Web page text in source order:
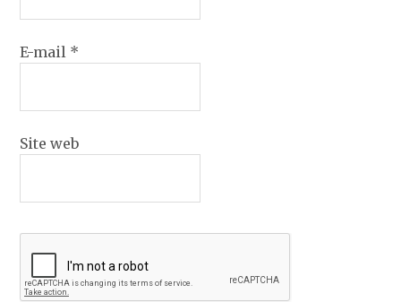
E-mail *
Site web